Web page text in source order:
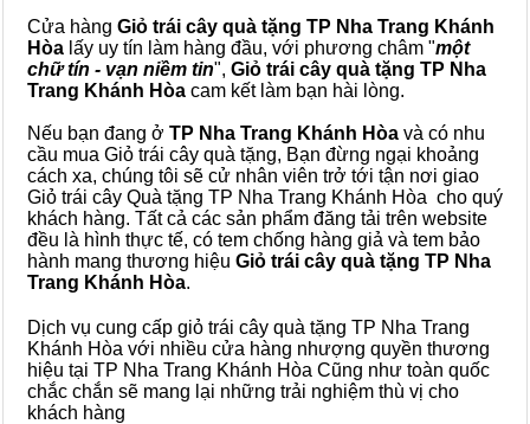
Cửa hàng Giỏ trái cây quà tặng TP Nha Trang Khánh
Hòa lấy uy tín làm hàng đầu, với phương châm "một
chữ tín - vạn niềm tin", Giỏ trái cây quà tặng TP Nha
Trang Khánh Hòa cam kết làm bạn hài lòng.
Nếu bạn đang ở TP Nha Trang Khánh Hòa và có nhu
cầu mua Giỏ trái cây quà tặng, Bạn đừng ngại khoảng
cách xa, chúng tôi sẽ cử nhân viên trở tới tận nơi giao
Giỏ trái cây Quà tặng TP Nha Trang Khánh Hòa cho quý
khách hàng. Tất cả các sản phẩm đăng tải trên website
đều là hình thực tế, có tem chống hàng giả và tem bảo
hành mang thương hiệu Giỏ trái cây quà tặng TP Nha
Trang Khánh Hòa.
Dịch vụ cung cấp giỏ trái cây quà tặng TP Nha Trang
Khánh Hòa với nhiều cửa hàng nhượng quyền thương
hiệu tại TP Nha Trang Khánh Hòa Cũng như toàn quốc
chắc chắn sẽ mang lại những trải nghiệm thù vị cho
khách hàng